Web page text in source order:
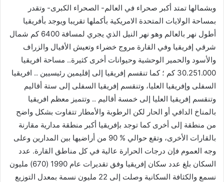
وبشمالها تمتد أكبر صحراء في العالم- الصحراء الكبرى- وتقدر
بمساحة الولايات المتحدة الامريكية بأكملها تقريبا ويوجد بأفريقيا
أطول نهر بالعالم وهو نهر النيل الذي يجري لمسافة 6400 كم شمال
شرقي إفريقيا وفي القارة مروج خضراء وتعيش الأفيال والزراف
والأسود والحمير الوحشية وحيوانات أخرى كثيرة.. مساحة افريقيا
30.251.000 كم ؛ كما تنقسم إفريقيا إلى إقليمين رئيسيين .. افريقيا
السفلى وإفريقيا العليا، وتنقسم إفريقيا السفلى إلى ستة أقاليم
وتنقسم إفريقيا العليا إلى خمسة أقاليم .. وتتميز معظم افريقيا
بالمناخ الدافي أو الحار لكن الرطوبة والأمطار تتفاوت بشكل واضح
من منطقة إلى أخرى كما توجد بإفريقيا أكبر منطقة مدارية مقارنة
بالقارات الأخرى، وتقع حوالي % 90 من أراضيها بين المدارين وعلى
وجه العموم فإن درجات الحرارة عالية في كل مناطق القارة. عدد
السكان بلغ عدد سكان إفريقيا وفق تقديرات عام 1990 (670) مليون
نسمع والكثافة السكانية وصلت إلى 22 مليون نسمة بمعدل التوزيع